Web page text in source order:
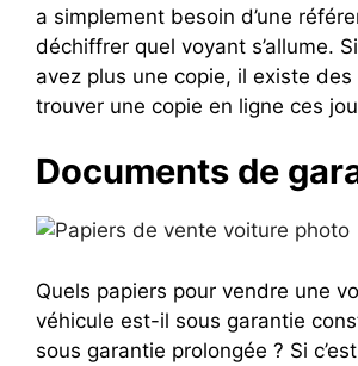
a simplement besoin d’une
déchiffrer quel voyant s’allume. Si
avez plus une copie, il existe
trouver une copie en ligne ces
Documents de
Quels papiers pour vendre une
véhicule est-il sous garantie
sous garantie prolongée ? Si